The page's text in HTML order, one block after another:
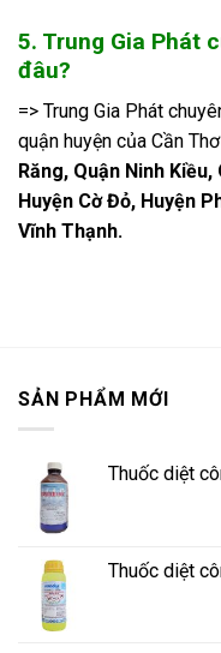
5. Trung Gia Phát
đâu?
=> Trung Gia Phát
quận huyện của Cần
Răng, Quận Ninh
Huyện Cờ Đỏ, Huyện
Vĩnh Thạnh.
SẢN PHẨM MỚI
Thuốc diệt
Thuốc diệt